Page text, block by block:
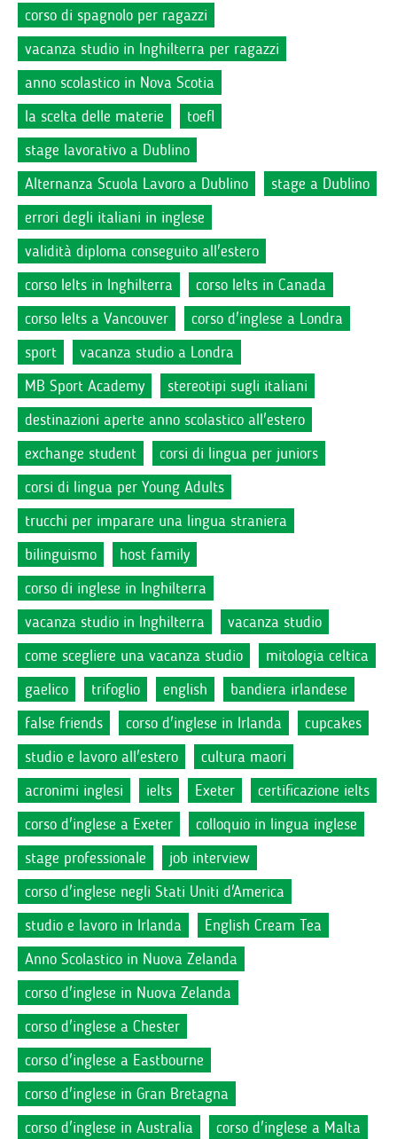
corso di spagnolo per ragazzi
vacanza studio in Inghilterra per ragazzi
anno scolastico in Nova Scotia
la scelta delle materie
toefl
stage lavorativo a Dublino
Alternanza Scuola Lavoro a Dublino
stage a Dublino
errori degli italiani in inglese
validità diploma conseguito all'estero
corso Ielts in Inghilterra
corso Ielts in Canada
corso Ielts a Vancouver
corso d'inglese a Londra
sport
vacanza studio a Londra
MB Sport Academy
stereotipi sugli italiani
destinazioni aperte anno scolastico all'estero
exchange student
corsi di lingua per juniors
corsi di lingua per Young Adults
trucchi per imparare una lingua straniera
bilinguismo
host family
corso di inglese in Inghilterra
vacanza studio in Inghilterra
vacanza studio
come scegliere una vacanza studio
mitologia celtica
gaelico
trifoglio english
bandiera irlandese
false friends
corso d'inglese in Irlanda
cupcakes
studio e lavoro all'estero
cultura maori
acronimi inglesi
ielts Exeter
certificazione ielts
corso d'inglese a Exeter
colloquio in lingua inglese
stage professionale
job interview
corso d'inglese negli Stati Uniti d'America
studio e lavoro in Irlanda
English Cream Tea
Anno Scolastico in Nuova Zelanda
corso d'inglese in Nuova Zelanda
corso d'inglese a Chester
corso d'inglese a Eastbourne
corso d'inglese in Gran Bretagna
corso d'inglese in Australia
corso d'inglese a Malta